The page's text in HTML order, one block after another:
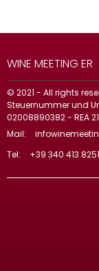
WINE MEETING ER
© 2021 - All rights
Steuernummer und
02008890382 - REA
Mail:
Tel:
+39 340 413 8251